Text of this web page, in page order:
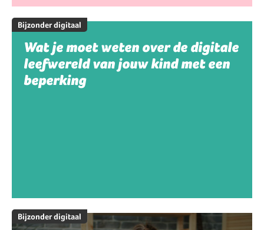
Bijzonder digitaal
Wat je moet weten over de digitale
leefwereld van jouw kind met een
beperking
Bijzonder digitaal